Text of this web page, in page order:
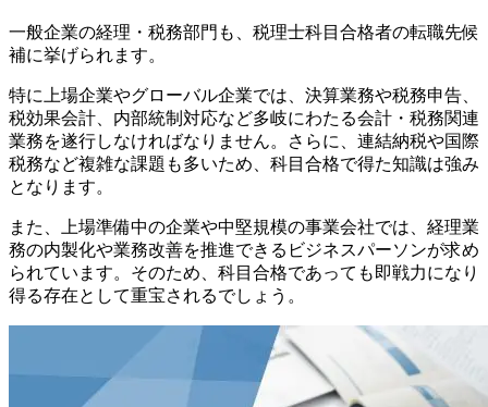
一般企業の経理・税務部門も、税理士科目合格者の転職先候
補に挙げられます。
特に上場企業やグローバル企業では、決算業務や税務申告、
税効果会計、内部統制対応など多岐にわたる会計・税務関連
業務を遂行しなければなりません。さらに、連結納税や国際
税務など複雑な課題も多いため、科目合格で得た知識は強み
となります。
また、上場準備中の企業や中堅規模の事業会社では、経理業
務の内製化や業務改善を推進できるビジネスパーソンが求め
られています。そのため、科目合格であっても即戦力になり
得る存在として重宝されるでしょう。